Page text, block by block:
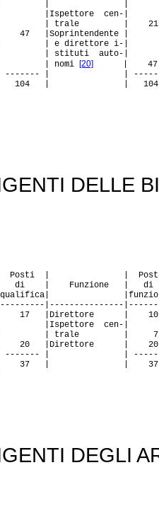
cen-|
| 21
|Soprintendente |
i-|
auto-|
[20] | 47
| |
| | 104
DELLE
| |
di | Funzione | di
|---------------
| 17 |Direttore | 10
cen-|
| 7
| 20 |Direttore | 20
| |
| | 37
DEGLI